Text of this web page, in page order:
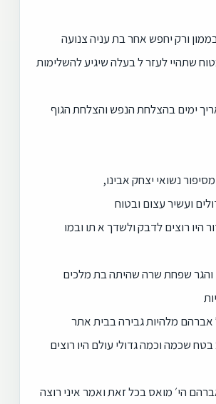
ורק יחפש אחר בת עניה צנועה
שתהיי לעזר ל בעלה שיגיע להשלימות
ימים בהצלחת הנפש והצלחת הגוף
נשואי יצחק אבינו,
ועשיר עצום ובטוח
היו רוצים לדבק ולשדך א תו ובמו
והגר שפחת שרה שהיתה בת מלכים
מלהיות גבירה בבית אתר
בטח שכמה וכמה גדולי עולם היו רוצים
הי׳ מואס בכל זאת ואמר איני רוצה